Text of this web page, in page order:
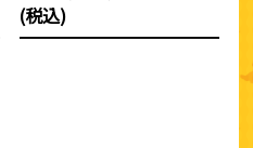
(税込)